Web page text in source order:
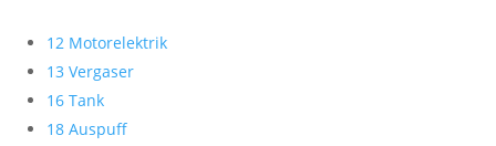
12 Motorelektrik
13 Vergaser
16 Tank
18 Auspuff